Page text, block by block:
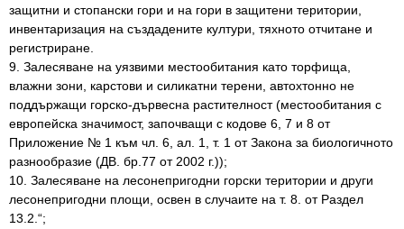
защитни и стопански гори и на гори в защитени територии,
инвентаризация на създадените култури, тяхното отчитане и
регистриране.
9. Залесяване на уязвими местообитания като торфища,
влажни зони, карстови и силикатни терени, автохтонно не
поддържащи горско-дървесна растителност (местообитания с
европейска значимост, започващи с кодове 6, 7 и 8 от
Приложение № 1 към чл. 6, ал. 1, т. 1 от Закона за биологичното
разнообразие (ДВ. бр.77 от 2002 г.));
10. Залесяване на лесонепригодни горски територии и други
лесонепригодни площи, освен в случаите на т. 8. от Раздел
13.2.“;